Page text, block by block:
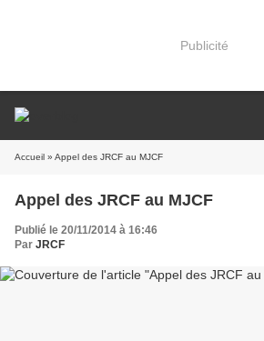
Publicité
Accueil » Appel des JRCF au MJCF
Appel des JRCF au MJCF
Publié le 20/11/2014 à 16:46
Par JRCF